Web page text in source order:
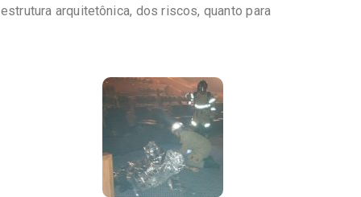
arquitetônica, dos riscos, quanto para